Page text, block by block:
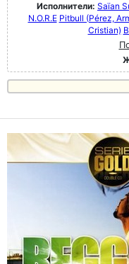
Исполнители: Saïan
N.O.R.E Pitbull (Pérez,
Cristian)